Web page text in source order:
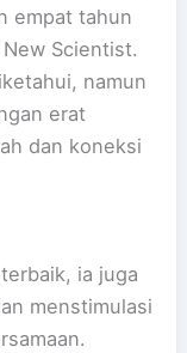
empat tahun
Scientist.
namun
erat
dan koneksi
ia juga
menstimulasi